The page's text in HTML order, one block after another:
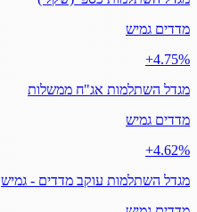
מדדים גמיש
‎+4.75%
מגדל השתלמות אג"ח ממשלות
מדדים גמיש
‎+4.62%
מגדל השתלמות עוקב מדדים - גמיש